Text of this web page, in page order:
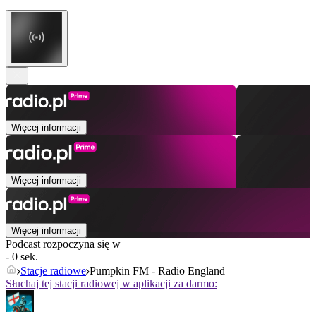
Więcej informacji
Więcej informacji
Więcej informacji
Podcast rozpoczyna się w
- 0 sek.
Stacje radiowe Pumpkin FM - Radio England
Słuchaj tej stacji radiowej w aplikacji za darmo: